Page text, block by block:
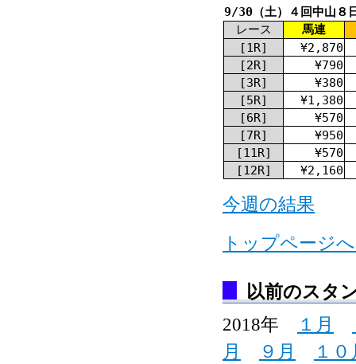
9/30（土）４回中山８
レース
馬連
[1R]
¥2,870
[2R]
¥790
[3R]
¥380
[5R]
¥1,380
[6R]
¥570
[7R]
¥950
[11R]
¥570
[12R]
¥2,160
今週の結果
トップページ
以前のスタ
2018年 １月
月
９月
１０